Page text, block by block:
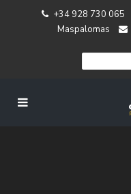
+34 928 730 065
Maspalomas